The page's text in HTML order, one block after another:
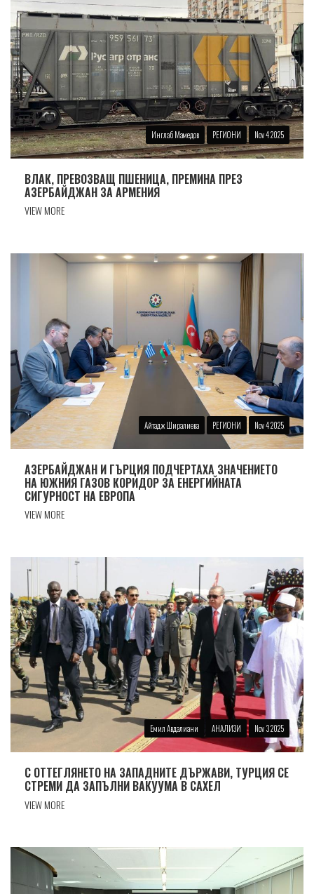
Инглаб Мамедов РЕГИОНИ Nov 4 2025
ВЛАК, ПРЕВОЗВАЩ ПШЕНИЦА, ПРЕМИНА ПРЕЗ
АЗЕРБАЙДЖАН ЗА АРМЕНИЯ
VIEW MORE
Айтадж Ширалиева РЕГИОНИ Nov 4 2025
АЗЕРБАЙДЖАН И ГЪРЦИЯ ПОДЧЕРТАХА ЗНАЧЕНИЕТО
НА ЮЖНИЯ ГАЗОВ КОРИДОР ЗА ЕНЕРГИЙНАТА
СИГУРНОСТ НА ЕВРОПА
VIEW MORE
Емил Авдалиани АНАЛИЗИ Nov 3 2025
С ОТТЕГЛЯНЕТО НА ЗАПАДНИТЕ ДЪРЖАВИ, ТУРЦИЯ СЕ
СТРЕМИ ДА ЗАПЪЛНИ ВАКУУМА В САХЕЛ
VIEW MORE